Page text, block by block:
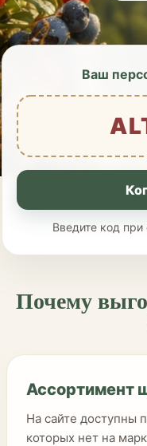
Ваш
Введите код
Почему
Ассортимент
На сайте доступны
которых нет на